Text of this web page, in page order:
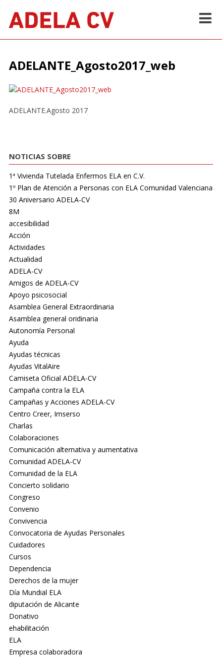
content
Inicio > Revista > ADELANTE_Agosto2017_web
ADELANTE_Agosto2017_web
ADELANTE.Agosto 2017
NOTICIAS SOBRE
1ª Vivienda Tutelada Enfermos ELA en C.V.
1º Plan de Atención a Personas con ELA Comunidad Valenciana
30 Aniversario ADELA-CV
8M
accesibilidad
Acción
Actividades
Actualidad
ADELA-CV
Amigos de ADELA-CV
Apoyo psicosocial
Asamblea General Extraordinaria
Asamblea general oridinaria
Autonomía Personal
Ayuda
Ayudas técnicas
Ayudas VitalAire
Camiseta Oficial ADELA-CV
Campaña contra la ELA
Campañas y Acciones ADELA-CV
Centro Creer, Imserso
Charlas
Colaboraciones
Comunicación alternativa y aumentativa
Comunidad ADELA-CV
Comunidad de la ELA
Concierto solidario
Congreso
Convenio
Convivencia
Convocatoria de Ayudas Personales
Cuidadores
Cursos
Dependencia
Derechos de la mujer
Día Mundial ELA
diputación de Alicante
Donativo
ehabilitación
ELA
Empresa colaboradora